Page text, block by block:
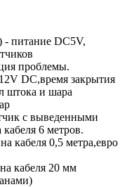
- питание DC5V,
проблемы.
DC,время закрытия
штока и шара
с выведенными
6 метров.
кабеля 0,5 метра,евро
кабеля 20 мм